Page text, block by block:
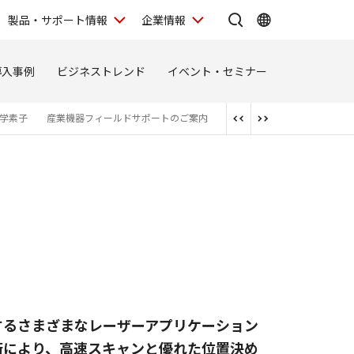
製品・サポート情報 企業情報
事例 ビジネストレンド イベント・セミナー
素子 産業機器フィールドサポートのご案内 gbs社製光学計測機器 光学
さまざまなレーザーアプリケーション
より、高速スキャンと優れた位置決め